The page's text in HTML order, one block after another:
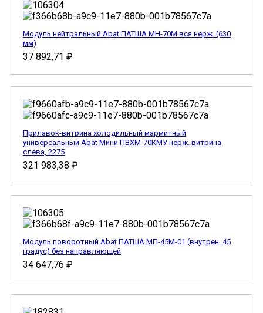
Модуль нейтральный Abat ПАТША МН-70М вся нерж. (630
мм)
37 892,71 ₽
Прилавок-витрина холодильный мармитный
универсальный Abat Мини ПВХМ-70КМУ нерж. витрина
слева, 2275
321 983,38 ₽
Модуль поворотный Abat ПАТША МП-45М-01 (внутрен. 45
градус) без направляющей
34 647,76 ₽